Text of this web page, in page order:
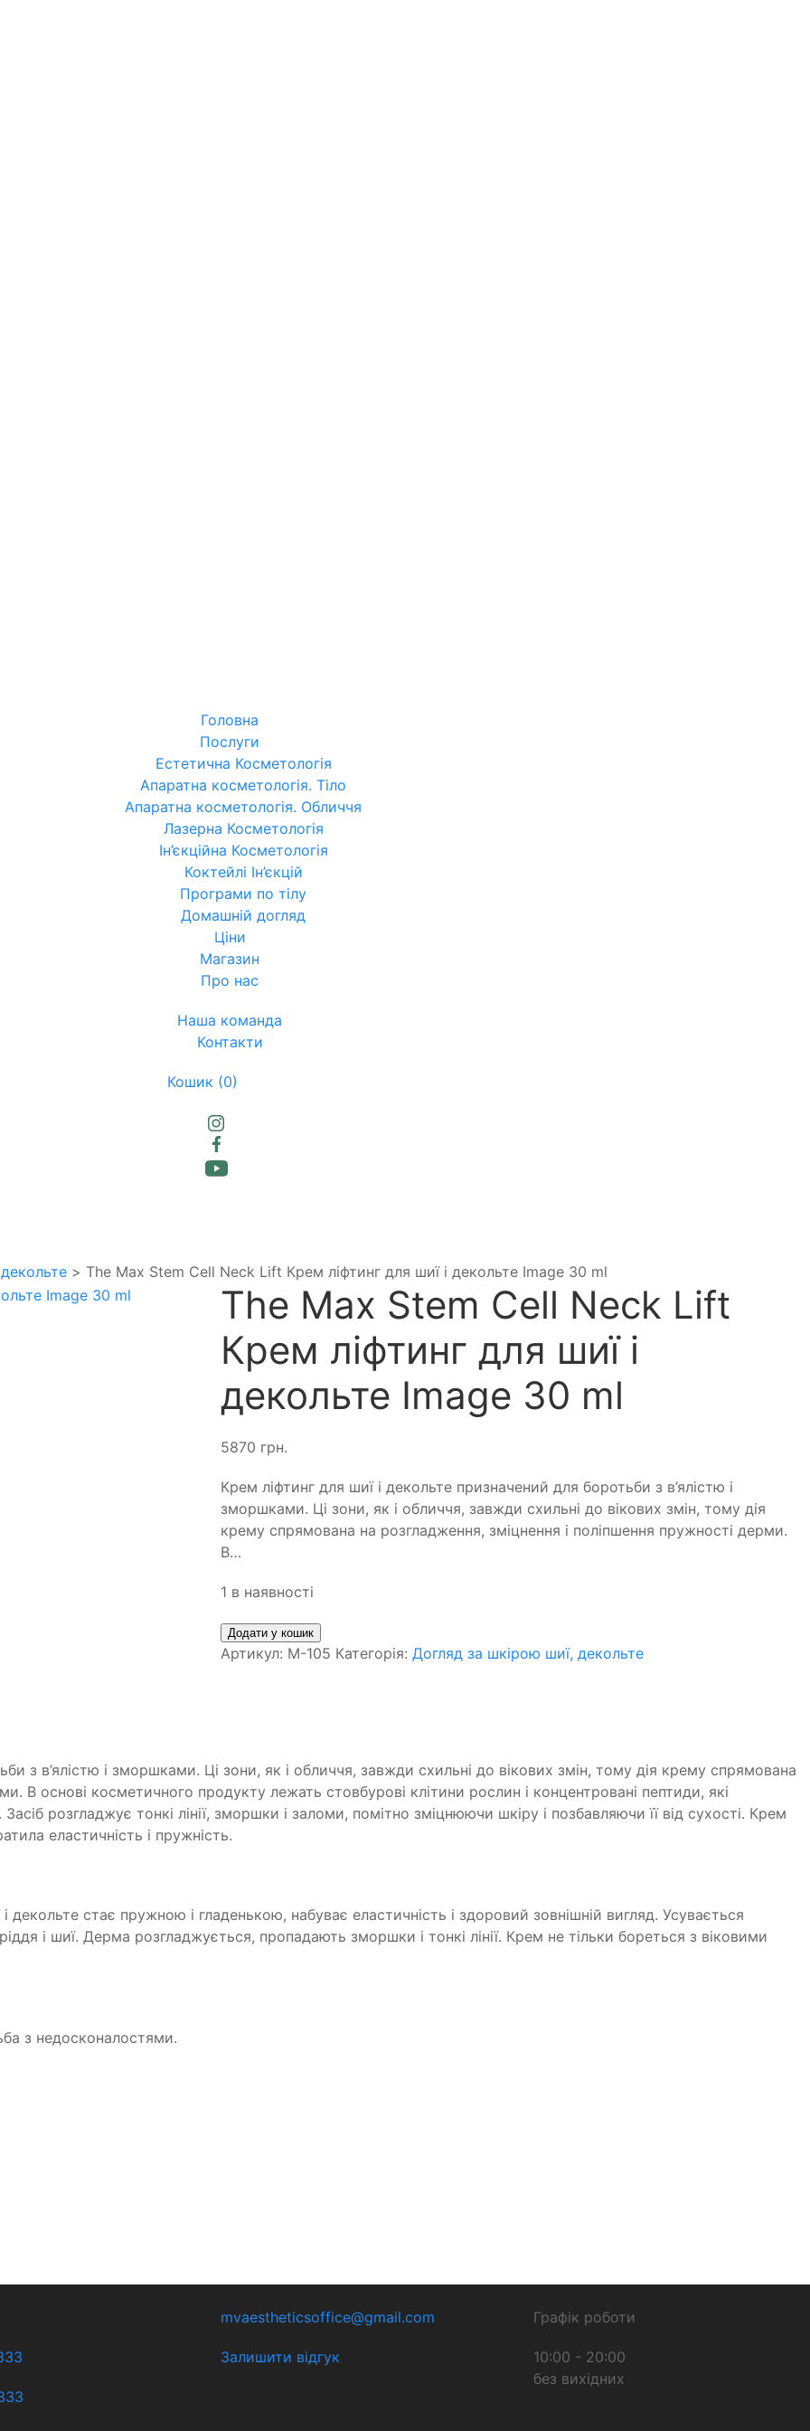
Головна
Послуги
Естетична Косметологія
Апаратна косметологія. Тіло
Апаратна косметологія. Обличчя
Лазерна Косметологія
Ін’єкційна Косметологія
Коктейлі Ін’єкцій
Програми по тілу
Домашній догляд
Ціни
Магазин
Про нас
Наша команда
Контакти
Кошик (0)
> The Max Stem Cell Neck Lift Крем ліфтинг для шиї і декольте Image 30 ml
The Max Stem Cell Neck Lift
Крем ліфтинг для шиї і
декольте Image 30 ml
5870 грн.
Крем ліфтинг для шиї і декольте призначений для боротьби з в’ялістю і
зморшками. Ці зони, як і обличчя, завжди схильні до вікових змін, тому дія
крему спрямована на розгладження, зміцнення і поліпшення пружності дерми.
В…
1 в наявності
Додати у кошик
Артикул: M-105 Категорія: Догляд за шкірою шиї, декольте
з в’ялістю і зморшками. Ці зони, як і обличчя, завжди схильні до вікових змін, тому дія крему спрямована
В основі косметичного продукту лежать стовбурові клітини рослин і концентровані пептиди, які
Засіб розгладжує тонкі лінії, зморшки і заломи, помітно зміцнюючи шкіру і позбавляючи її від сухості. Крем
еластичність і пружність.
стає пружною і гладенькою, набуває еластичність і здоровий зовнішній вигляд. Усувається
і шиї. Дерма розгладжується, пропадають зморшки і тонкі лінії. Крем не тільки бореться з віковими
з недосконалостями.
mvaestheticsoffice@gmail.com
Залишити відгук
Графік роботи
10:00 - 20:00
без вихідних